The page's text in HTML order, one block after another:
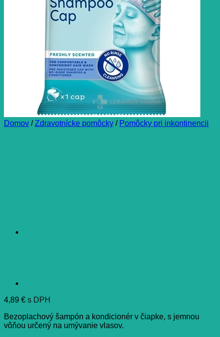
Domov / Zdravotnícke pomôcky / Pomôcky pri inkontinencii
4,89 € s DPH
Bezoplachový šampón a kondicionér v čiapke, s jemnou
vôňou určený na umývanie vlasov.